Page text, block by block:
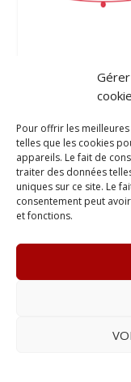
Pour offrir les
telles que les cookies
appareils. Le fait de
traiter des données
uniques sur ce site. Le
consentement peut
et fonctions.
–
– E-mail :
Réalisé